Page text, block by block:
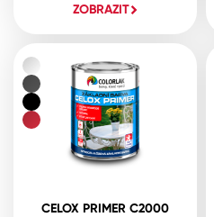
ZOBRAZIT
CELOX PRIMER C2000